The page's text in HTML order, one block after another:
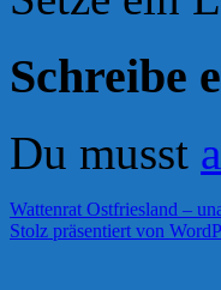
Schreibe
Du musst
Wattenrat Ostfriesland –
Stolz präsentiert von